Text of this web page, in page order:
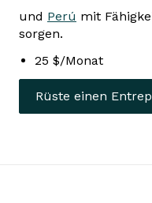
und Perú mit
sorgen.
25 $/Monat
Rüste einen